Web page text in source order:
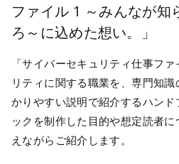
ファイル 1 ～みんなが知
ろ～に込めた想い。」
「サイバーセキュリティ仕事フ
リティに関する職業を、専門知
かりやすい説明で紹介するハン
ックを制作した目的や想定読者
えながらご紹介します。